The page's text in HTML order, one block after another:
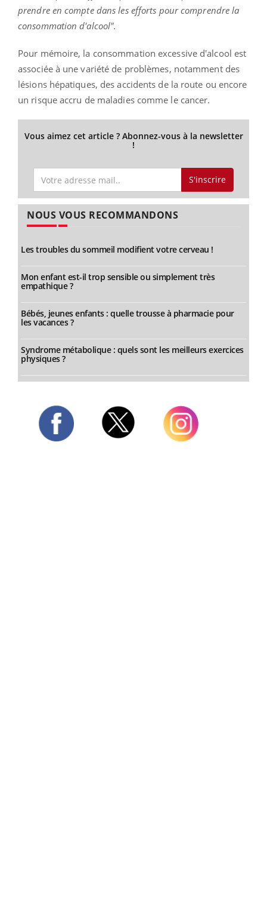
prendre en compte dans les efforts pour comprendre la
consommation d'alcool".
Pour mémoire, la consommation excessive d'alcool est
associée à une variété de problèmes, notamment des
lésions hépatiques, des accidents de la route ou encore
un risque accru de maladies comme le cancer.
Vous aimez cet article ? Abonnez-vous à la newsletter
!
S'inscrire
NOUS VOUS RECOMMANDONS
Les troubles du sommeil modifient votre cerveau !
Mon enfant est-il trop sensible ou simplement très
empathique ?
Bébés, jeunes enfants : quelle trousse à pharmacie pour
les vacances ?
Syndrome métabolique : quels sont les meilleurs exercices
physiques ?